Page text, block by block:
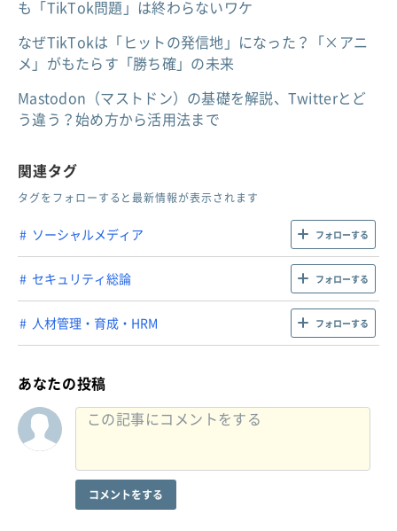
も「TikTok問題」は終わらないワケ
なぜTikTokは「ヒットの発信地」になった？「×アニ
メ」がもたらす「勝ち確」の未来
Mastodon（マストドン）の基礎を解説、Twitterとど
う違う？始め方から活用法まで
関連タグ
タグをフォローすると最新情報が表示されます
ソーシャルメディア フォローする
セキュリティ総論 フォローする
人材管理・育成・HRM フォローする
あなたの投稿
コメントをする